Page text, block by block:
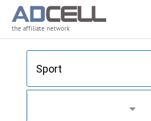
the affiliate network